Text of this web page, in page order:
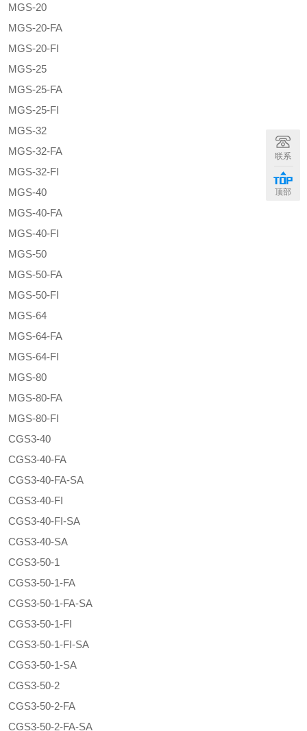
MGS-20
MGS-20-FA
MGS-20-FI
MGS-25
MGS-25-FA
MGS-25-FI
MGS-32
MGS-32-FA
MGS-32-FI
MGS-40
MGS-40-FA
MGS-40-FI
MGS-50
MGS-50-FA
MGS-50-FI
MGS-64
MGS-64-FA
MGS-64-FI
MGS-80
MGS-80-FA
MGS-80-FI
CGS3-40
CGS3-40-FA
CGS3-40-FA-SA
CGS3-40-FI
CGS3-40-FI-SA
CGS3-40-SA
CGS3-50-1
CGS3-50-1-FA
CGS3-50-1-FA-SA
CGS3-50-1-FI
CGS3-50-1-FI-SA
CGS3-50-1-SA
CGS3-50-2
CGS3-50-2-FA
CGS3-50-2-FA-SA
联系
顶部